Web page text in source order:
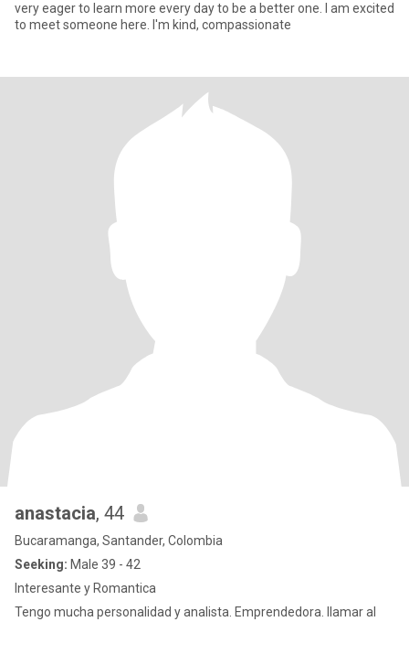
very eager to learn more every day to be a better one. I am excited
to meet someone here. I'm kind, compassionate
anastacia, 44
Bucaramanga, Santander, Colombia
Seeking: Male 39 - 42
Interesante y Romantica
Tengo mucha personalidad y analista. Emprendedora. llamar al